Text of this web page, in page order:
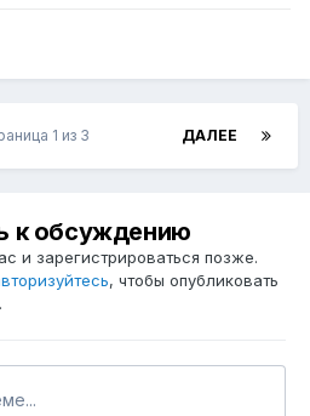
ДАЛЕЕ
1 из 3
к обсуждению
и зарегистрироваться позже.
, чтобы опубликовать